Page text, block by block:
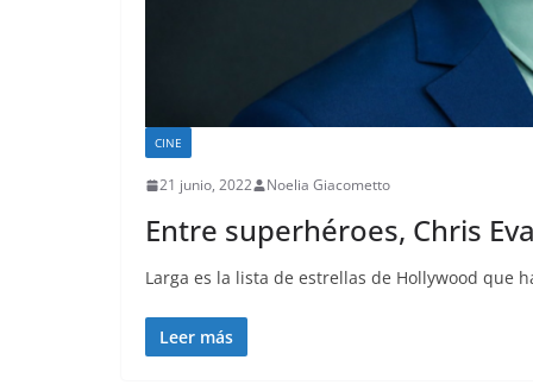
CINE
21 junio, 2022 Noelia Giacometto
Entre superhéroes, Chris
Larga es la lista de estrellas de Hollywood que
Leer más